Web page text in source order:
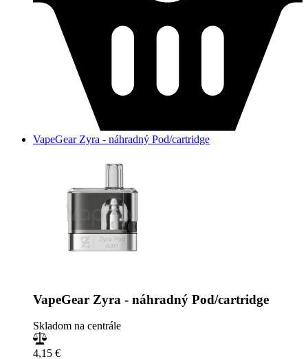
VapeGear Zyra - náhradný Pod/cartridge
VapeGear Zyra - náhradný Pod/cartridge
Skladom na centrále
4,15 €